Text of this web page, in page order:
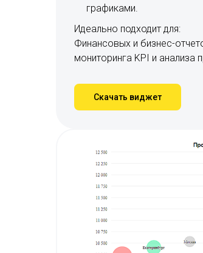
графиками.
Идеально подходит для:
Финансовых и бизнес-
мониторинга KPI и анализа
Скачать виджет